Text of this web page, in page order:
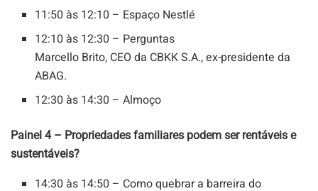
11:50 às 12:10 – Espaço Nestlé
12:10 às 12:30 – Perguntas
Marcello Brito, CEO da CBKK S.A., ex-presidente da
ABAG.
12:30 às 14:30 – Almoço
Painel 4 – Propriedades familiares podem ser rentáveis e
sustentáveis?
14:30 às 14:50 – Como quebrar a barreira do